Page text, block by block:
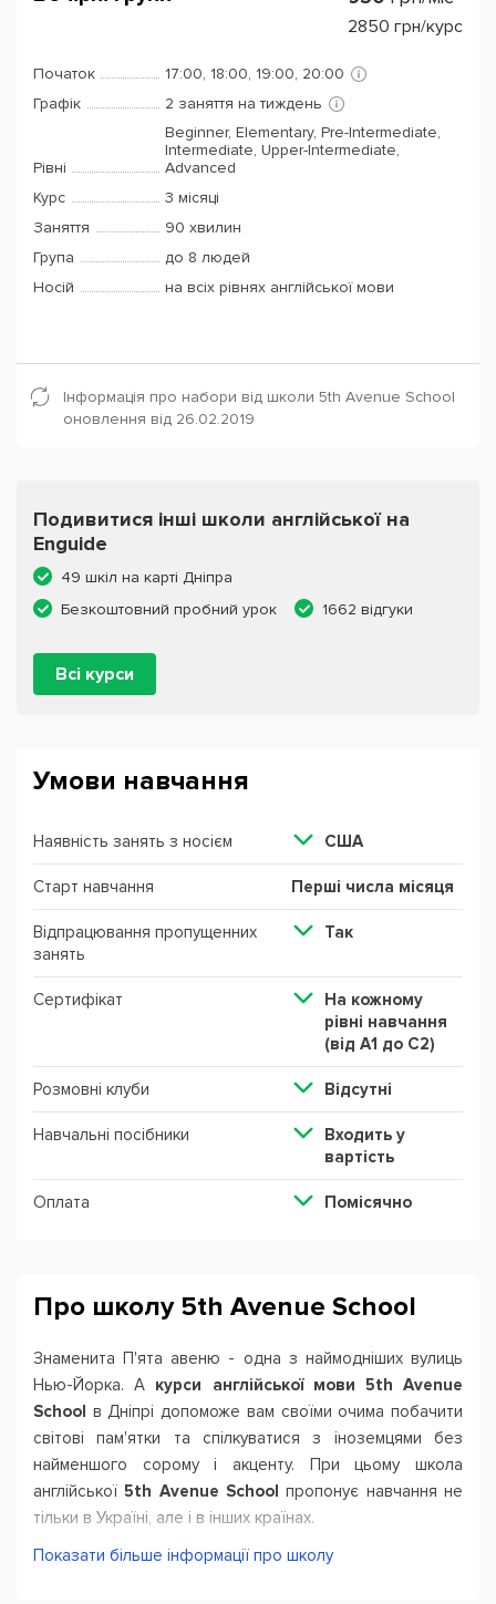
2850 грн/курс
Початок
17:00, 18:00, 19:00, 20:00
Графік
2 заняття на тиждень
Рівні
Beginner, Elementary, Pre-Intermediate,
Intermediate, Upper-Intermediate,
Advanced
Курс
3 місяці
Заняття
90 хвилин
Група
до 8 людей
Носій
на всіх рівнях англійської мови
Інформація про набори від школи 5th Avenue School
оновлення від 26.02.2019
Подивитися інші школи англійської на
Enguide
49 шкіл на карті Дніпра
Безкоштовний пробний урок
1662 відгуки
Всі курси
Умови навчання
Наявність занять з носієм США
Старт навчання Перші числа місяця
Відпрацювання пропущенних
занять
Так
Сертифікат
На кожному
рівні навчання
(від А1 до С2)
Розмовні клуби Відсутні
Навчальні посібники
Входить у
вартість
Оплата Помісячно
Про школу 5th Avenue School
Знаменита П'ята авеню - одна з наймодніших вулиць
Нью-Йорка. А курси англійської мови 5th Avenue
School в Дніпрі допоможе вам своїми очима побачити
світові пам'ятки та спілкуватися з іноземцями без
найменшого сорому і акценту. При цьому школа
англійської 5th Avenue Schoolпропонує навчання не
тільки в Україні, але і в інших країнах.
Школа англійської 5th Avenue School
Показати більше інформації про школу